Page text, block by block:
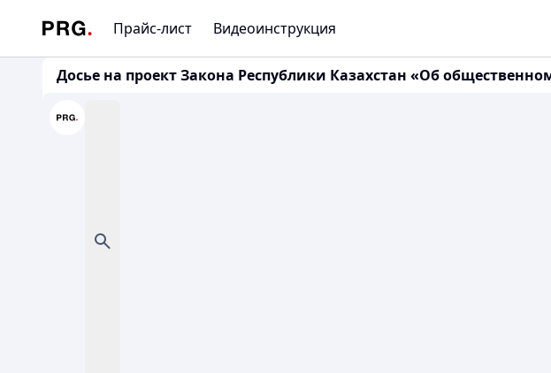
Прайс-лист Видеоинструкция
Досье на проект Закона Республики Казахстан «Об